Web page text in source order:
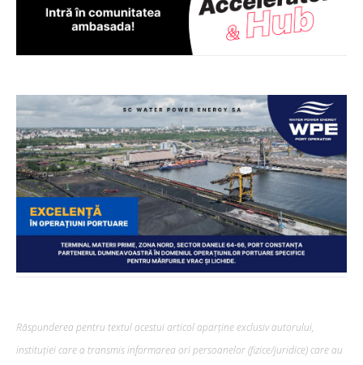
Răspunderea pentru textul acestui articol aparține exclusiv autorului,
instituției care a transmis informarea ori persoanelor (fizice/juridice) care au